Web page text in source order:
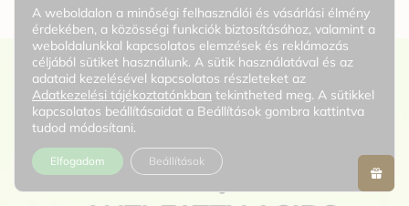
megnyugtatni a bőrt.
A weboldalon a minőségi felhasználói és vásárlási élmény
érdekében, a közösségi funkciók biztosításához, valamint a
weboldalunkkal kapcsolatos elemzések és reklámozás
céljából sütiket használunk. A sütik használatával és az
adataid kezelésével kapcsolatos részleteket az
Adatkezelési tájékoztatónkban tekintheted meg. A sütikkel
kapcsolatos beállításaidat a Beállítások gombra kattintva
tudod módosítani.
Elfogadom Beállítások